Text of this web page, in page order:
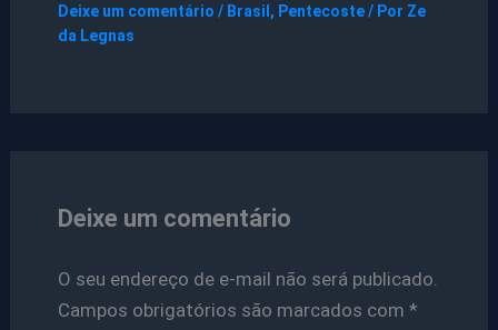
Deixe um comentário / Brasil, Pentecoste/ Por Ze
da Legnas
Deixe um comentário
O seu endereço de e-mail não será publicado.
Campos obrigatórios são marcados com *